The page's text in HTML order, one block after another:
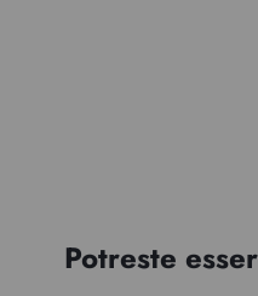
Potreste